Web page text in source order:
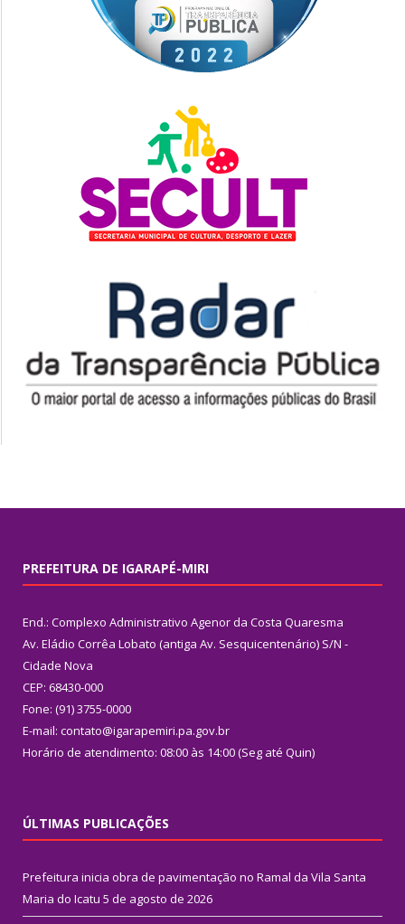
PREFEITURA DE IGARAPÉ-MIRI
End.: Complexo Administrativo Agenor da Costa Quaresma
Av. Eládio Corrêa Lobato (antiga Av. Sesquicentenário) S/N -
Cidade Nova
CEP: 68430-000
Fone: (91) 3755-0000
E-mail: contato@igarapemiri.pa.gov.br
Horário de atendimento: 08:00 às 14:00 (Seg até Quin)
ÚLTIMAS PUBLICAÇÕES
Prefeitura inicia obra de pavimentação no Ramal da Vila Santa
Maria do Icatu 5 de agosto de 2026